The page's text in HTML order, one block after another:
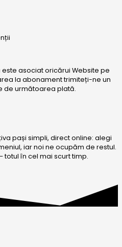
asociat oricărui Website pe
la abonament trimiteți-ne un
de următoarea plată.
pași simpli, direct online: alegi
iar noi ne ocupăm de restul.
în cel mai scurt timp.